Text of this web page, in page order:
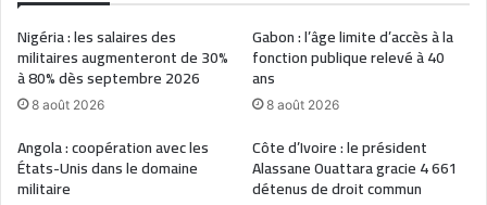
Nigéria : les salaires des
militaires augmenteront de 30%
à 80% dès septembre 2026
8 août 2026
Gabon : l’âge limite d’accès à la
fonction publique relevé à 40
ans
8 août 2026
Angola : coopération avec les
États-Unis dans le domaine
militaire
Côte d’Ivoire : le président
Alassane Ouattara gracie 4 661
détenus de droit commun